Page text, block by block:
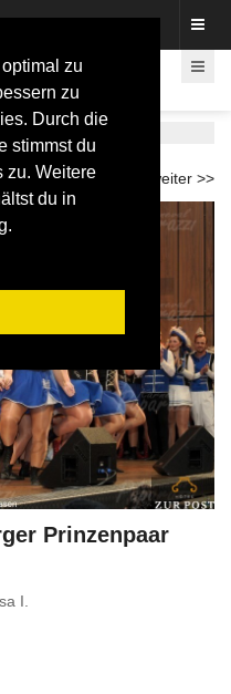
zu
zu
Durch die
stimmst du
zu. Weitere
du in
11 12 13 14 15 weiter >>
Prinzenpaar
I.